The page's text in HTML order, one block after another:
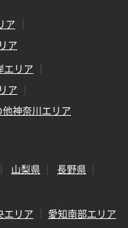
ア
ア
エリア
ア
他神奈川エリア
山梨県
長野県
エリア
愛知南部エリア